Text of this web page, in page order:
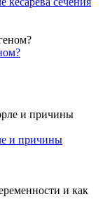
и причины